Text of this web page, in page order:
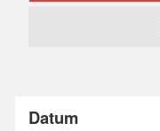
Datum